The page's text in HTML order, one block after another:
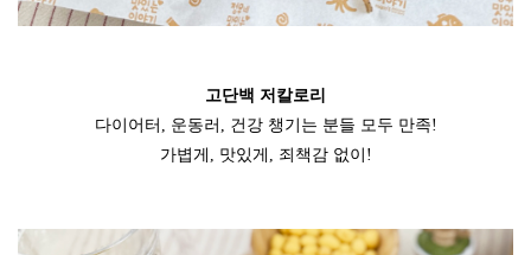
고단백 저칼로리
다이어터
운동러 건강 챙기는 분들 모두 만족!
가볍게
맛있게 죄책감 없이 !